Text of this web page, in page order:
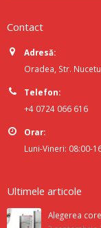
Contact
Adresă:
Oradea, Str.
Telefon:
+4 0724 066 616
Orar:
Luni-Vineri: 08:00-
Ultimele articole
Alegerea